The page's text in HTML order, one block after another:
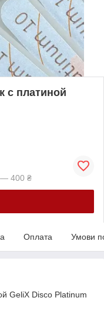
с платиной
— 400 ₴
Оплата Умови
GeliX Disco Platinum